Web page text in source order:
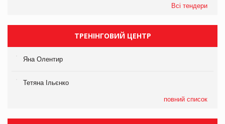
Всі тендери
ТРЕНІНГОВИЙ ЦЕНТР
Яна Олентир
Тетяна Ільєнко
повний список